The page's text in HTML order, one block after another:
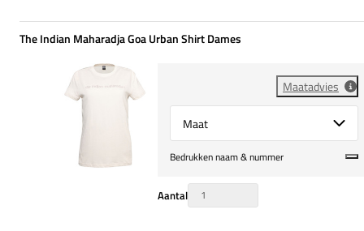
The Indian Maharadja Goa Urban Shirt Dames
Maatadvies
Select {option} for {name}
Bedrukken naam & nummer
Aantal